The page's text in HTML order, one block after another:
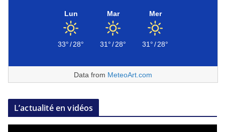
Lun
33°/28°
Mar
31°/28°
Mer
31°/28°
Data from MeteoArt.com
L’actualité en vidéos